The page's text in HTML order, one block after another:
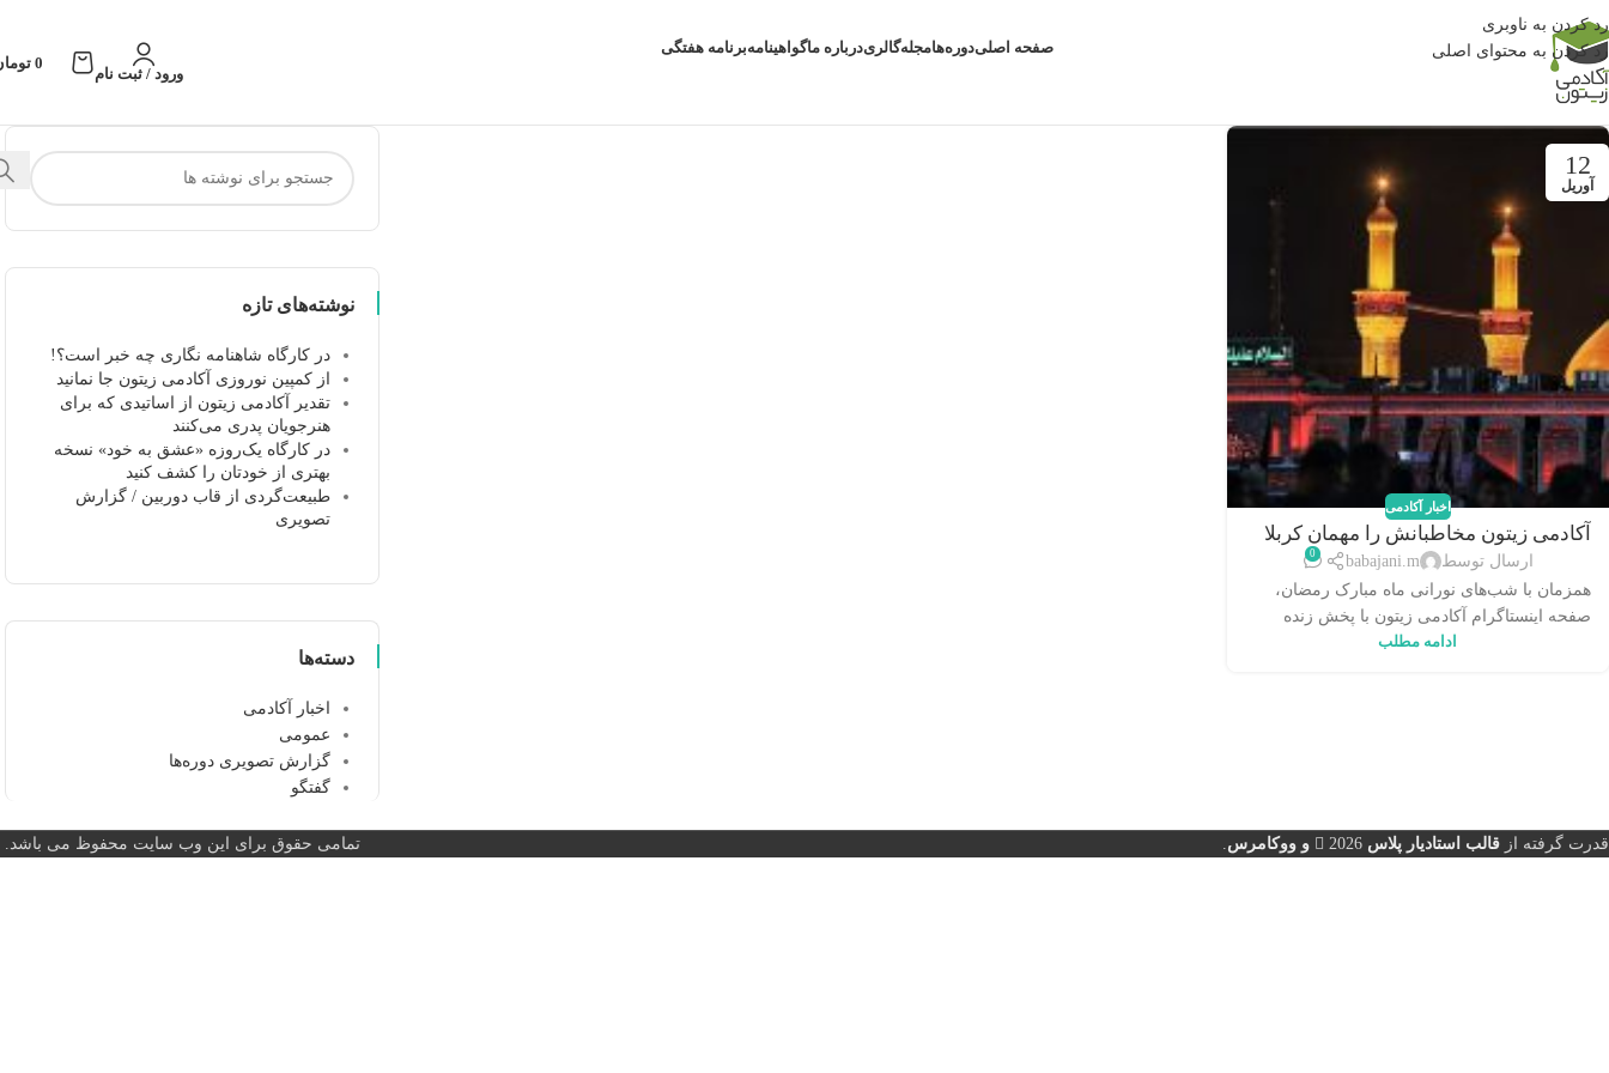
رد کردن به ناوبری
رد کردن به محتوای اصلی
صفحه اصلیدوره‌هامجلهگالریدرباره ماگواهینامهبرنامه هفتگی
ورود / ثبت نام
0
12
آوریل
اخبار آکادمی
آکادمی زیتون مخاطبانش را مهمان کربلا
ارسال توسط babajani.m
0
همزمان با شب‌های نورانی ماه مبارک رمضان،
صفحه اینستاگرام آکادمی زیتون با پخش زنده
شبانگاهی از کربلای معلی، مخا...
ادامه مطلب
نوشته‌های تازه
در کارگاه شاهنامه نگاری چه خبر است؟!
از کمپین نوروزی آکادمی زیتون جا نمانید
تقدیر آکادمی زیتون از اساتیدی که برای
هنرجویان پدری می‌کنند
در کارگاه یک‌روزه «عشق به خود» نسخه
بهتری از خودتان را کشف کنید
طبیعت‌گردی از قاب دوربین / گزارش
تصویری
دسته‌ها
اخبار آکادمی
عمومی
گزارش تصویری دوره‌ها
گفتگو
قدرت گرفته از قالب استادیار پلاس 2026 و ووکامرس. تمامی حقوق برای این وب سایت محفوظ می باشد.